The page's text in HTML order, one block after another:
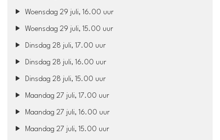
Woensdag 29 juli, 16.00 uur
Woensdag 29 juli, 15.00 uur
Dinsdag 28 juli, 17.00 uur
Dinsdag 28 juli, 16.00 uur
Dinsdag 28 juli, 15.00 uur
Maandag 27 juli, 17.00 uur
Maandag 27 juli, 16.00 uur
Maandag 27 juli, 15.00 uur